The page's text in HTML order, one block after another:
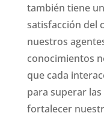
también tiene
satisfacción del
nuestros
conocimientos
que cada
para superar
fortalecer